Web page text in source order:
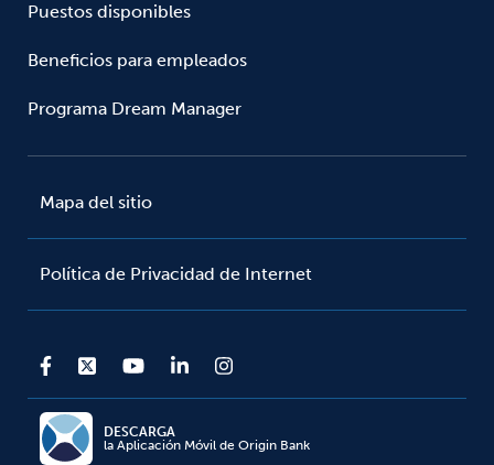
Puestos disponibles
Beneficios para empleados
Programa Dream Manager
Mapa del sitio
Política de Privacidad de Internet
DESCARGA
la Aplicación Móvil de Origin Bank